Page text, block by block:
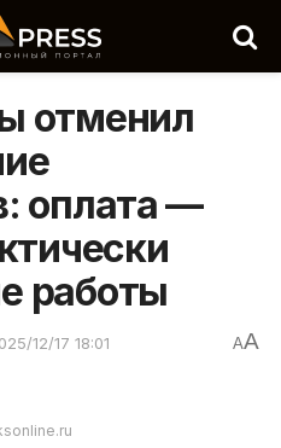
отменил
оплата —
работы
12/17 18:01 AA